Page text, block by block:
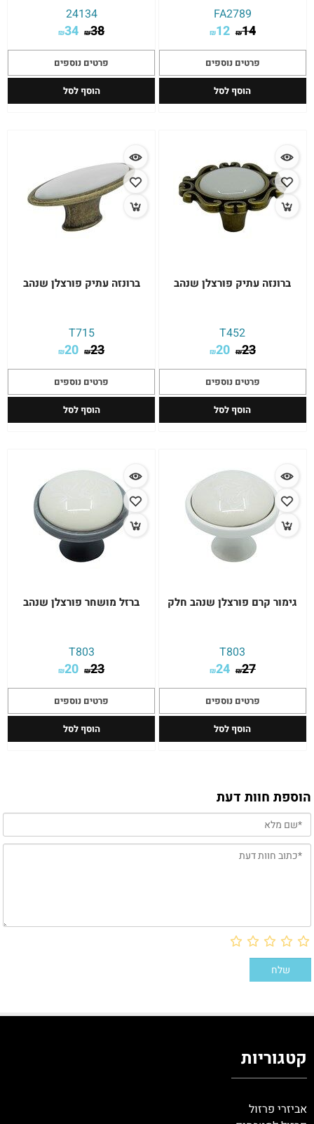
FA2789
₪14
₪ 12
פרטים נוספים
הוסף לסל
24134
₪38
₪34
פרטים נוספים
הוסף לסל
ברונזה עתיק פורצלן שנהב
T452
₪23
₪20
פרטים נוספים
הוסף לסל
ברונזה עתיק פורצלן שנהב
T715
₪23
₪20
פרטים נוספים
הוסף לסל
גימור קרם פורצלן שנהב חלק
T803
₪27
₪24
פרטים נוספים
הוסף לסל
ברזל מושחר פורצלן שנהב
T803
₪23
₪20
פרטים נוספים
הוסף לסל
הוספת חוות דעת
קטגוריות
אביזרי פרזול